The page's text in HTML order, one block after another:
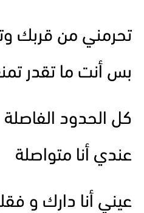
تحرمني من قربك
بس أنت ما تقدر
كل الحدود الفاصلة
عندي أنا متواصلة
عيني أنا دارك و